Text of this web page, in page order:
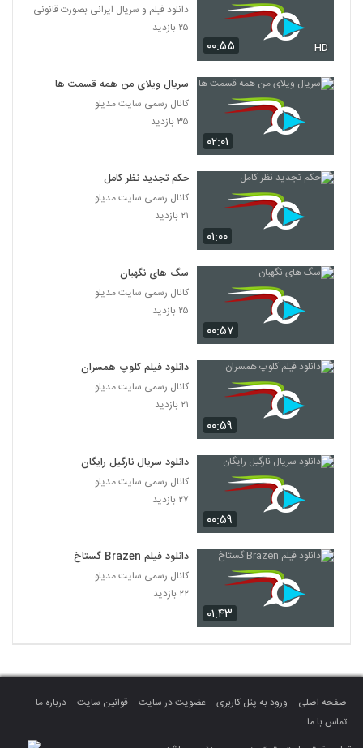
۰۰:۵۵ HD
دانلود فیلم و سریال ایرانی بصورت قانونی
۲۵ بازدید
۰۲:۰۱
سریال ویلای من همه قسمت ها
کانال رسمی سایت مدیلو
۳۵ بازدید
۰۱:۰۰
حکم تجدید نظر کامل
کانال رسمی سایت مدیلو
۲۱ بازدید
۰۰:۵۷
سگ های نگهبان
کانال رسمی سایت مدیلو
۲۵ بازدید
۰۰:۵۹
دانلود فیلم کلوپ همسران
کانال رسمی سایت مدیلو
۲۱ بازدید
۰۰:۵۹
دانلود سریال نارگیل رایگان
کانال رسمی سایت مدیلو
۲۷ بازدید
۰۱:۴۳
دانلود فیلم Brazen گستاخ
کانال رسمی سایت مدیلو
۲۲ بازدید
صفحه اصلی ورود به پنل کاربری عضویت در سایت قوانین سایت
درباره ما
تماس با ما